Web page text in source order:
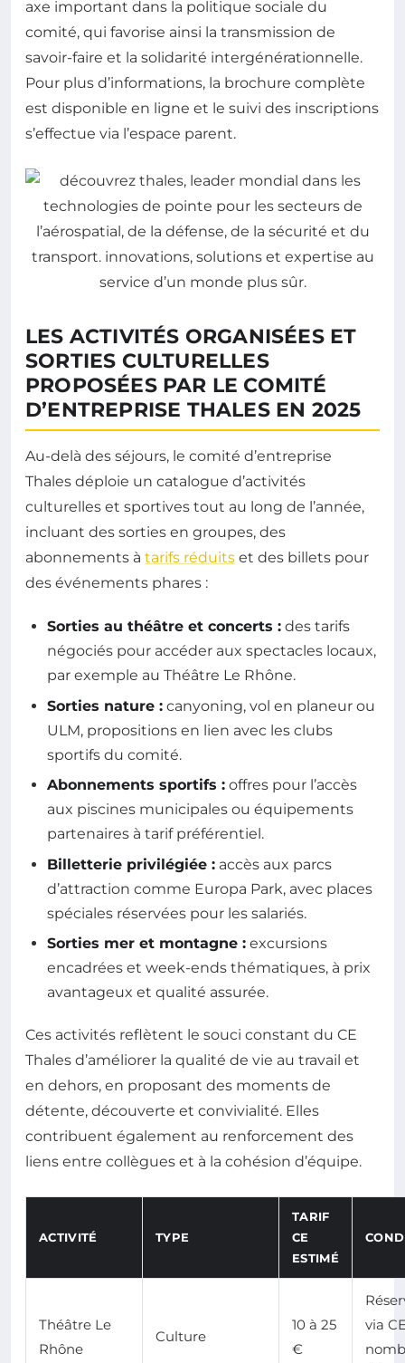
axe important dans la politique sociale du
comité, qui favorise ainsi la transmission de
savoir-faire et la solidarité intergénérationnelle.
Pour plus d’informations, la brochure complète
est disponible en ligne et le suivi des inscriptions
s’effectue via l’espace parent.
LES ACTIVITÉS ORGANISÉES ET
SORTIES CULTURELLES
PROPOSÉES PAR LE COMITÉ
D’ENTREPRISE THALES EN 2025
Au-delà des séjours, le comité d’entreprise
Thales déploie un catalogue d’activités
culturelles et sportives tout au long de l’année,
incluant des sorties en groupes, des
abonnements à tarifs réduits et des billets pour
des événements phares :
Sorties au théâtre et concerts : des tarifs
négociés pour accéder aux spectacles locaux,
par exemple au Théâtre Le Rhône.
Sorties nature : canyoning, vol en planeur ou
ULM, propositions en lien avec les clubs
sportifs du comité.
Abonnements sportifs : offres pour l’accès
aux piscines municipales ou équipements
partenaires à tarif préférentiel.
Billetterie privilégiée : accès aux parcs
d’attraction comme Europa Park, avec places
spéciales réservées pour les salariés.
Sorties mer et montagne : excursions
encadrées et week-ends thématiques, à prix
avantageux et qualité assurée.
Ces activités reflètent le souci constant du CE
Thales d’améliorer la qualité de vie au travail et
en dehors, en proposant des moments de
détente, découverte et convivialité. Elles
contribuent également au renforcement des
liens entre collègues et à la cohésion d’équipe.
ACTIVITÉ TYPE
TARIF
CE
ESTIMÉ
Théâtre Le
Rhône
Culture
10 à 25
€
via